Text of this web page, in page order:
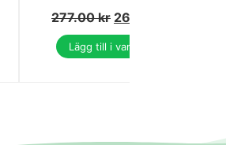
277.00kr 263.00
Lägg till i varukorg